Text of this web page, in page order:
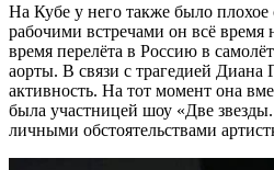
На Кубе у него также было
рабочими встречами он всё время
время перелёта в Россию в
аорты. В связи с трагедией Диана
активность. На тот момент она
была участницей шоу «Две
личными обстоятельствами